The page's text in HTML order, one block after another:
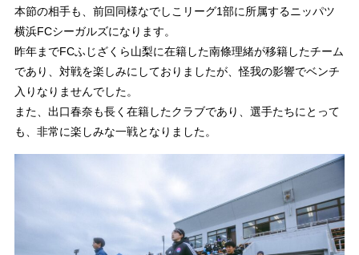
本節の相手も、前回同様なでしこリーグ1部に所属するニッパツ
横浜FCシーガルズになります。
昨年までFCふじざくら山梨に在籍した南條理緒が移籍したチーム
であり、対戦を楽しみにしておりましたが、怪我の影響でベンチ
入りなりませんでした。
また、出口春奈も長く在籍したクラブであり、選手たちにとって
も、非常に楽しみな一戦となりました。